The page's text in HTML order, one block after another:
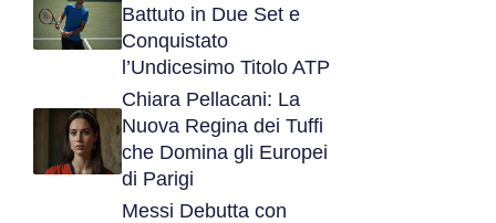
Battuto in Due Set e
Conquistato
l’Undicesimo Titolo ATP
Chiara Pellacani: La
Nuova Regina dei Tuffi
che Domina gli Europei
di Parigi
Messi Debutta con